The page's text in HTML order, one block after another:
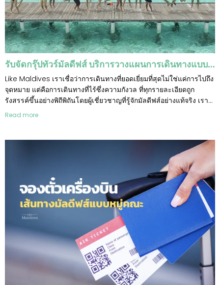
รับจัดกรุ๊ปทัวร์มัลดีฟส์ บริการวางแผนการเดินทางแบบส่วนตัว ท่องเที่ยวประจำปี M.I.C.E.
Like Maldives เราเชื่อว่าการเดินทางที่ยอดเยี่ยมที่สุดไม่ใช่แค่การไปถึง
จุดหมาย แต่คือการเดินทางที่ไร้ซึ่งความกังวล ที่ทุกรายละเอียดถูก
รังสรรค์ขึ้นอย่างพิถีพิถันโดยผู้เชี่ยวชาญที่รู้จักมัลดีฟส์อย่างแท้จริง เรา
ไม่ได้มอบแค่แผนการเดินทาง แต่เรามอบ "ความอุ่นใจ" และ
Read more